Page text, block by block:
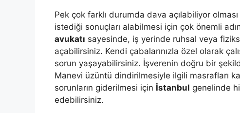
Pek çok farklı durumda dava açılabiliyor
istediği sonuçları alabilmesi için çok önemli
avukatı sayesinde, iş yerinde ruhsal veya
açabilirsiniz. Kendi çabalarınızla özel olarak
sorun yaşayabilirsiniz. İşverenin doğru bir
Manevi üzüntü dindirilmesiyle ilgili masrafları
sorunların giderilmesi için İstanbul genelinde
edebilirsiniz.